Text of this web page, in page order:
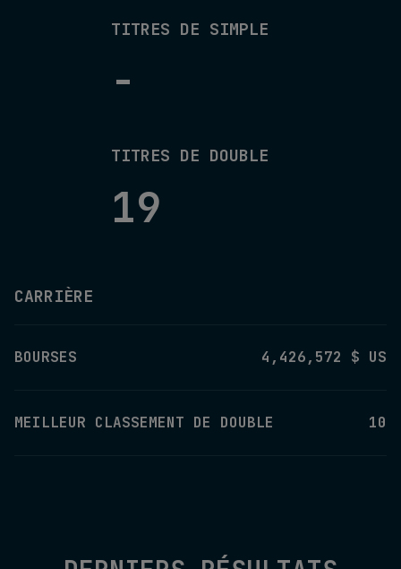
TITRES DE SIMPLE
-
TITRES DE DOUBLE
19
CARRIÈRE
BOURSES 4,426,572 $ US
MEILLEUR CLASSEMENT DE DOUBLE 10